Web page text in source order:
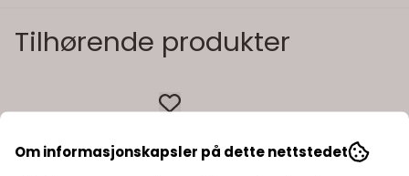
Tilhørende produkter
Om informasjonskapsler på dette nettstedet